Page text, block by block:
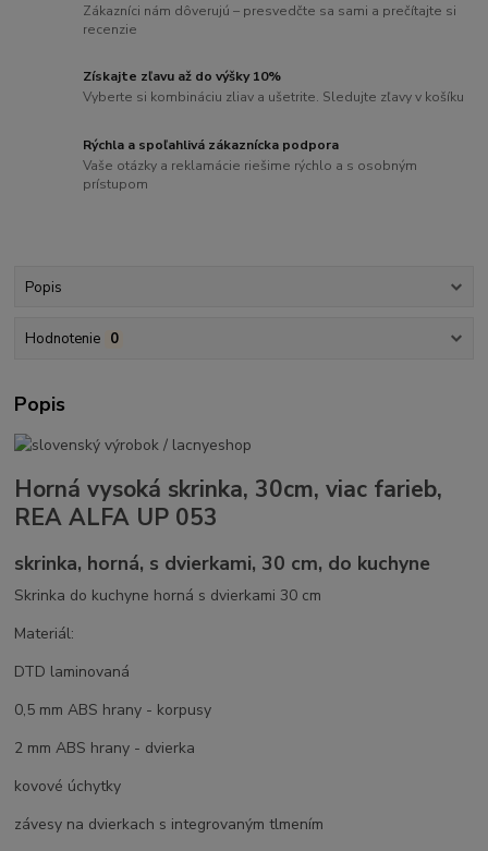
Zákazníci nám dôverujú – presvedčte sa sami a prečítajte si
recenzie
Získajte zľavu až do výšky 10%
Vyberte si kombináciu zliav a ušetrite. Sledujte zľavy v košíku
Rýchla a spoľahlivá zákaznícka podpora
Vaše otázky a reklamácie riešime rýchlo a s osobným
prístupom
Popis
Hodnotenie 0
Popis
Horná vysoká skrinka, 30cm, viac farieb,
REA ALFA UP 053
skrinka, horná, s dvierkami, 30 cm, do kuchyne
Skrinka do kuchyne horná s dvierkami 30 cm
Materiál:
DTD laminovaná
0,5 mm ABS hrany - korpusy
2 mm ABS hrany - dvierka
kovové úchytky
závesy na dvierkach s integrovaným tlmením